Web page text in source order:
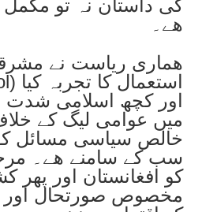
کی داستان نہ تو
ھے۔
ھماری ریاست نے
اور کچھ اسلامی شدت
میں عوامی لیگ کے
خالص سیاسی مسائل کو
سب کے سامنے ھے۔
کو افغانستان اور پھر
مخصوص صورتحال اور